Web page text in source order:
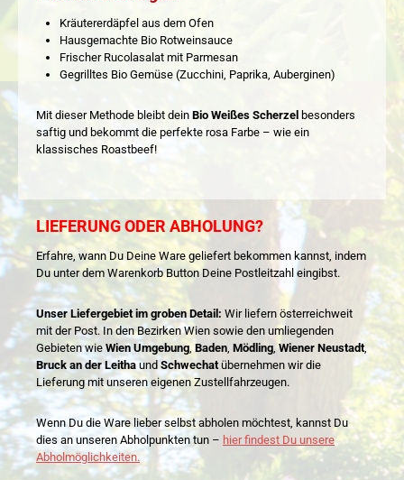
Kräutererdäpfel aus dem Ofen
Hausgemachte Bio Rotweinsauce
Frischer Rucolasalat mit Parmesan
Gegrilltes Bio Gemüse (Zucchini, Paprika, Auberginen)
Mit dieser Methode bleibt dein Bio Weißes Scherzel besonders
saftig und bekommt die perfekte rosa Farbe – wie ein
klassisches Roastbeef!
LIEFERUNG ODER ABHOLUNG?
Erfahre, wann Du Deine Ware geliefert bekommen kannst, indem
Du unter dem Warenkorb Button Deine Postleitzahl eingibst.
Unser Liefergebiet im groben Detail: Wir liefern österreichweit
mit der Post. In den Bezirken Wien sowie den umliegenden
Gebieten wie Wien Umgebung, Baden, Mödling, Wiener Neustadt,
Bruck an der Leitha und Schwechatübernehmen wir die
Lieferung mit unseren eigenen Zustellfahrzeugen.
Wenn Du die Ware lieber selbst abholen möchtest, kannst Du
dies an unseren Abholpunkten tun – hier findest Du unsere
Abholmöglichkeiten.